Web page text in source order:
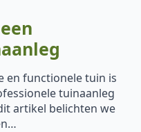
en functionele tuin is
tuinaanleg
artikel belichten we